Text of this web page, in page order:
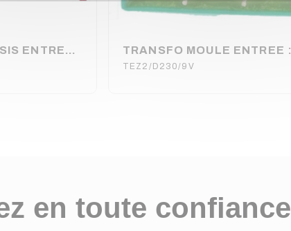
TRANSFO CHASSIS ENTREE : 230V SORTIE : 9V 1200mA 10.8VA (100150)
TEZ2/D230/9V
en toute confiance